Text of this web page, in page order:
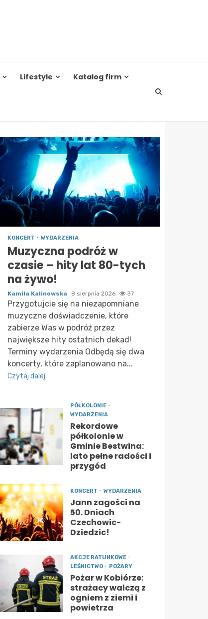
Lifestyle Katalog firm
KONCERT WYDARZENIA
Muzyczna podróż w
czasie – hity lat 80-tych
na żywo!
Kamila Kalinowska 8 sierpnia 2026 37
Przygotujcie się na niezapomniane
muzyczne doświadczenie, które
zabierze Was w podróż przez
największe hity ostatnich dekad!
Terminy wydarzenia Odbędą się dwa
koncerty, które zaplanowano na...
Czytaj dalej
PÓŁKOLONIE
WYDARZENIA
Rekordowe
półkolonie w
Gminie Bestwina:
lato pełne radości i
przygód
KONCERT WYDARZENIA
Jann zagości na
50. Dniach
Czechowic-
Dziedzic!
AKCJE RATUNKOWE
LEŚNICTWO
POŻARY
Pożar w Kobiórze:
strażacy walczą z
ogniem z ziemi i
powietrza